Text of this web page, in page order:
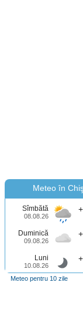
Meteo în
Sîmbătă
08.08.26
Duminică
09.08.26
Luni
10.08.26
Meteo pentru 10 zile